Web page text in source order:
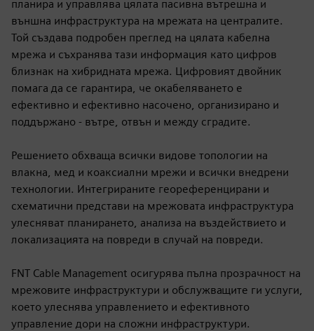
планира и управлява цялата пасивна вътрешна и
външна инфраструктура на мрежата на централите.
Той създава подробен преглед на цялата кабелна
мрежа и съхранява тази информация като цифров
близнак на хибридната мрежа. Цифровият двойник
помага да се гарантира, че окабеляването е
ефективно и ефективно насочено, организирано и
поддържано - вътре, отвън и между сградите.
Решението обхваща всички видове топологии на
влакна, мед и коаксиални мрежи и всички внедрени
технологии. Интегрираните геореференцирани и
схематични представи на мрежовата инфраструктура
улесняват планирането, анализа на въздействието и
локализацията на повреди в случай на повреди.
FNT Cable Management осигурява пълна прозрачност на
мрежовите инфраструктури и обслужващите ги услуги,
което улеснява управлението и ефективното
управление дори на сложни инфраструктури.